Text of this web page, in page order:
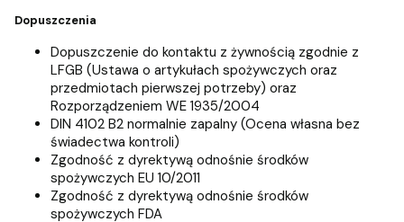
Dopuszczenia
Dopuszczenie do kontaktu z żywnością zgodnie z
LFGB (Ustawa o artykułach spożywczych oraz
przedmiotach pierwszej potrzeby) oraz
Rozporządzeniem WE 1935/2004
DIN 4102 B2 normalnie zapalny (Ocena własna bez
świadectwa kontroli)
Zgodność z dyrektywą odnośnie środków
spożywczych EU 10/2011
Zgodność z dyrektywą odnośnie środków
spożywczych FDA